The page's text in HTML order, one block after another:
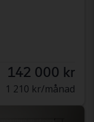
142 000 kr
1 210 kr/månad